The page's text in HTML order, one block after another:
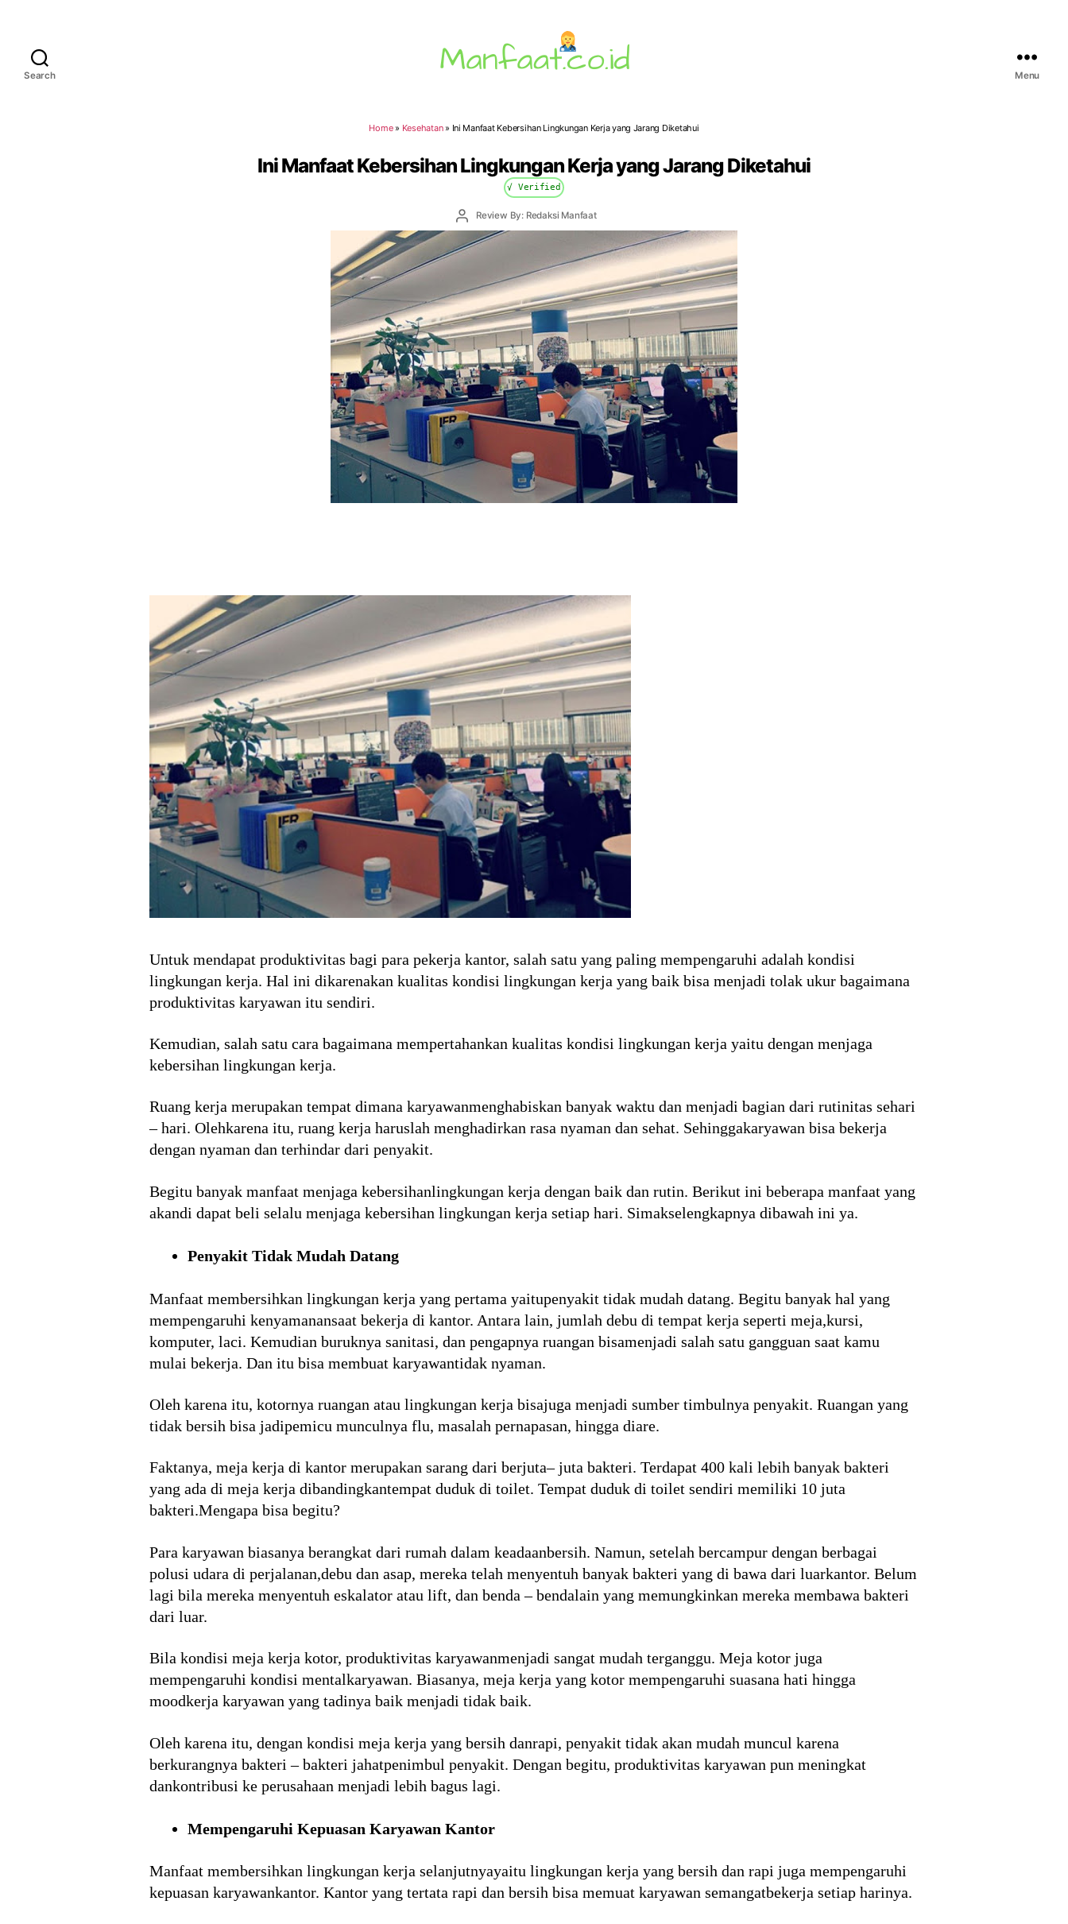
Search Menu
Home» Kesehatan» Ini Manfaat Kebersihan Lingkungan Kerja yang Jarang Diketahui
Ini Manfaat Kebersihan Lingkungan Kerja yang Jarang Diketahui
√ Verified
PostReview By: Redaksi Manfaat
Untuk mendapat produktivitas bagi para pekerja kantor, salah satu yang paling mempengaruhi adalah kondisi
lingkungan kerja. Hal ini dikarenakan kualitas kondisi lingkungan kerja yang baik bisa menjadi tolak ukur bagaimana
produktivitas karyawan itu sendiri.
Kemudian, salah satu cara bagaimana mempertahankan kualitas kondisi lingkungan kerja yaitu dengan menjaga
kebersihan lingkungan kerja.
Ruang kerja merupakan tempat dimana karyawanmenghabiskan banyak waktu dan menjadi bagian dari rutinitas sehari
– hari. Olehkarena itu, ruang kerja haruslah menghadirkan rasa nyaman dan sehat. Sehinggakaryawan bisa bekerja
dengan nyaman dan terhindar dari penyakit.
Begitu banyak manfaat menjaga kebersihanlingkungan kerja dengan baik dan rutin. Berikut ini beberapa manfaat yang
akandi dapat beli selalu menjaga kebersihan lingkungan kerja setiap hari. Simakselengkapnya dibawah ini ya.
Penyakit Tidak Mudah Datang
Manfaat membersihkan lingkungan kerja yang pertama yaitupenyakit tidak mudah datang. Begitu banyak hal yang
mempengaruhi kenyamanansaat bekerja di kantor. Antara lain, jumlah debu di tempat kerja seperti meja,kursi,
komputer, laci. Kemudian buruknya sanitasi, dan pengapnya ruangan bisamenjadi salah satu gangguan saat kamu
mulai bekerja. Dan itu bisa membuat karyawantidak nyaman.
Oleh karena itu, kotornya ruangan atau lingkungan kerja bisajuga menjadi sumber timbulnya penyakit. Ruangan yang
tidak bersih bisa jadipemicu munculnya flu, masalah pernapasan, hingga diare.
Faktanya, meja kerja di kantor merupakan sarang dari berjuta– juta bakteri. Terdapat 400 kali lebih banyak bakteri
yang ada di meja kerja dibandingkantempat duduk di toilet. Tempat duduk di toilet sendiri memiliki 10 juta
bakteri.Mengapa bisa begitu?
Para karyawan biasanya berangkat dari rumah dalam keadaanbersih. Namun, setelah bercampur dengan berbagai
polusi udara di perjalanan,debu dan asap, mereka telah menyentuh banyak bakteri yang di bawa dari luarkantor. Belum
lagi bila mereka menyentuh eskalator atau lift, dan benda – bendalain yang memungkinkan mereka membawa bakteri
dari luar.
Bila kondisi meja kerja kotor, produktivitas karyawanmenjadi sangat mudah terganggu. Meja kotor juga
mempengaruhi kondisi mentalkaryawan. Biasanya, meja kerja yang kotor mempengaruhi suasana hati hingga
moodkerja karyawan yang tadinya baik menjadi tidak baik.
Oleh karena itu, dengan kondisi meja kerja yang bersih danrapi, penyakit tidak akan mudah muncul karena
berkurangnya bakteri – bakteri jahatpenimbul penyakit. Dengan begitu, produktivitas karyawan pun meningkat
dankontribusi ke perusahaan menjadi lebih bagus lagi.
Mempengaruhi Kepuasan Karyawan Kantor
Manfaat membersihkan lingkungan kerja selanjutnyayaitu lingkungan kerja yang bersih dan rapi juga mempengaruhi
kepuasan karyawankantor. Kantor yang tertata rapi dan bersih bisa memuat karyawan semangatbekerja setiap harinya.